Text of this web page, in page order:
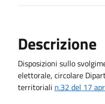
Descrizione
Disposizioni sullo
elettorale, circolare
territoriali n.32 del 17